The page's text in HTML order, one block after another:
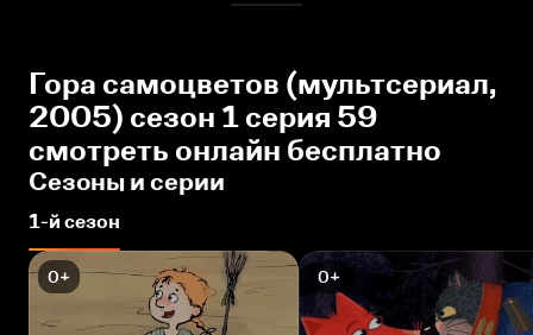
Гора самоцветов (мультсериал,
2005) сезон 1 серия 59
смотреть онлайн бесплатно
Сезоны и серии
1-й сезон
0+ 0+